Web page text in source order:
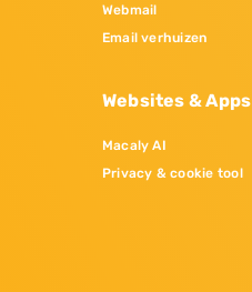
Webmail
Email verhuizen
Websites & Apps
Macaly AI
Privacy & cookie tool